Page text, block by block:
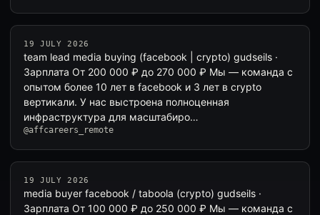
19 JULY 2026
team lead media buying (facebook | crypto) gudseils ·
Зарплата От 200 000 ₽ до 270 000 ₽ Мы — команда с
опытом более 10 лет в facebook и 3 лет в crypto
вертикали. У нас выстроена полноценная
инфраструктура для масштабиро…
@affcareers_remote
19 JULY 2026
media buyer facebook / taboola (crypto) gudseils ·
Зарплата От 100 000 ₽ до 250 000 ₽ Мы — команда с